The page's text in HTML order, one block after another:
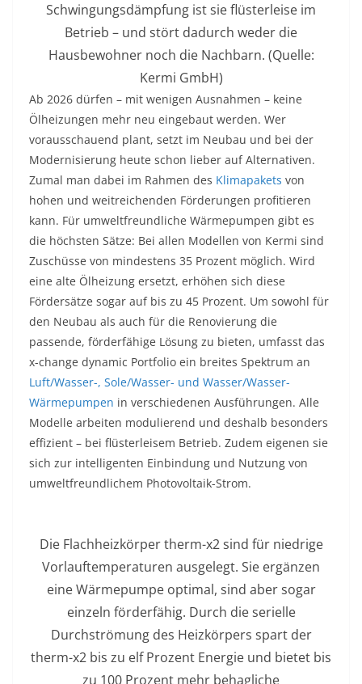
Schwingungsdämpfung ist sie flüsterleise im
Betrieb – und stört dadurch weder die
Hausbewohner noch die Nachbarn. (Quelle:
Kermi GmbH)
Ab 2026 dürfen – mit wenigen Ausnahmen – keine
Ölheizungen mehr neu eingebaut werden. Wer
vorausschauend plant, setzt im Neubau und bei der
Modernisierung heute schon lieber auf Alternativen.
Zumal man dabei im Rahmen des Klimapakets von
hohen und weitreichenden Förderungen profitieren
kann. Für umweltfreundliche Wärmepumpen gibt es
die höchsten Sätze: Bei allen Modellen von Kermi sind
Zuschüsse von mindestens 35 Prozent möglich. Wird
eine alte Ölheizung ersetzt, erhöhen sich diese
Fördersätze sogar auf bis zu 45 Prozent. Um sowohl für
den Neubau als auch für die Renovierung die
passende, förderfähige Lösung zu bieten, umfasst das
x-change dynamic Portfolio ein breites Spektrum an
Luft/Wasser-, Sole/Wasser- und Wasser/Wasser-
Wärmepumpen in verschiedenen Ausführungen. Alle
Modelle arbeiten modulierend und deshalb besonders
effizient – bei flüsterleisem Betrieb. Zudem eigenen sie
sich zur intelligenten Einbindung und Nutzung von
umweltfreundlichem Photovoltaik-Strom.
Die Flachheizkörper therm-x2 sind für niedrige
Vorlauftemperaturen ausgelegt. Sie ergänzen
eine Wärmepumpe optimal, sind aber sogar
einzeln förderfähig. Durch die serielle
Durchströmung des Heizkörpers spart der
therm-x2 bis zu elf Prozent Energie und bietet bis
zu 100 Prozent mehr behagliche